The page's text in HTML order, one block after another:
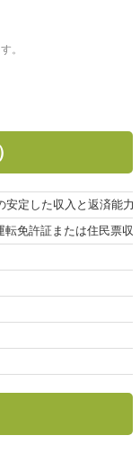
。
安定した収入と返済能力
免許証または住民票収